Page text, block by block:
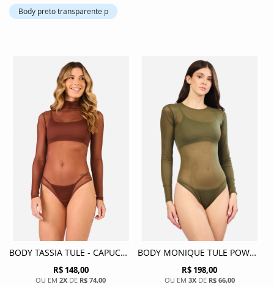
Body preto transparente p
BODY TASSIA TULE - CAPUCCINO
R$ 148,00
2X DE R$ 74,00
BODY MONIQUE TULE POWER - VERDE MILITAR
R$ 198,00
3XDE R$ 66,00